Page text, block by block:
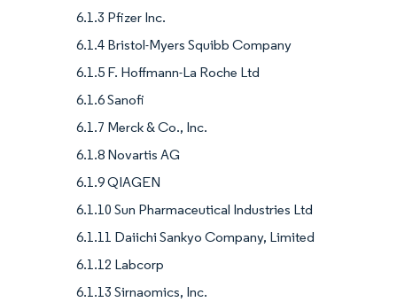
6.1.3 Pfizer Inc.
6.1.4 Bristol-Myers Squibb Company
6.1.5 F. Hoffmann-La Roche Ltd
6.1.6 Sanofi
6.1.7 Merck & Co., Inc.
6.1.8 Novartis AG
6.1.9 QIAGEN
6.1.10 Sun Pharmaceutical Industries Ltd
6.1.11 Daiichi Sankyo Company, Limited
6.1.12 Labcorp
6.1.13 Sirnaomics, Inc.